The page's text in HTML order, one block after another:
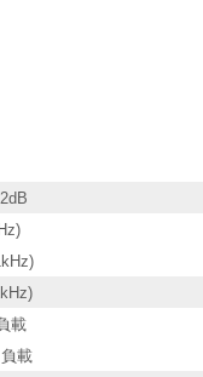
載
載